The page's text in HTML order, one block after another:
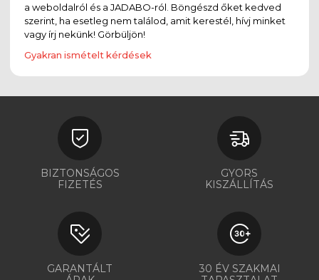
a weboldalról és a JADABO-ról. Böngészd őket kedved
szerint, ha esetleg nem találod, amit kerestél, hívj minket
vagy írj nekünk! Görbüljön!
Gyakran ismételt kérdések
BIZTONSÁGOS
FIZETÉS
GYORS
KISZÁLLÍTÁS
GARANTÁLT
30 ÉV SZAKMAI